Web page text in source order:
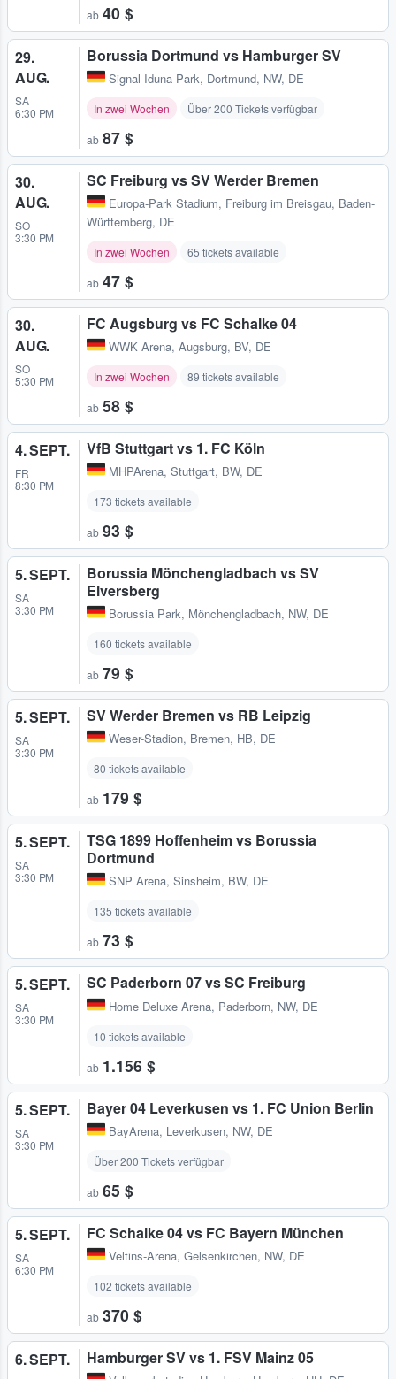
ab 40 $
29.
AUG.
SA
6:30 PM
Borussia Dortmund vs Hamburger SV
Signal Iduna Park, Dortmund, NW, DE
In zwei Wochen Über 200 Tickets verfügbar
ab 87 $
30.
AUG.
SO
3:30 PM
SC Freiburg vs SV Werder Bremen
Europa-Park Stadium, Freiburg im Breisgau, Baden-
Württemberg, DE
In zwei Wochen 65 tickets available
ab 47 $
30.
AUG.
SO
5:30 PM
FC Augsburg vs FC Schalke 04
WWK Arena, Augsburg, BV, DE
In zwei Wochen 89 tickets available
ab 58 $
4. SEPT.
FR
8:30 PM
VfB Stuttgart vs 1. FC Köln
MHPArena, Stuttgart, BW, DE
173 tickets available
ab 93 $
5. SEPT.
SA
3:30 PM
Borussia Mönchengladbach vs SV
Elversberg
Borussia Park, Mönchengladbach, NW, DE
160 tickets available
ab 79 $
5. SEPT.
SA
3:30 PM
SV Werder Bremen vs RB Leipzig
Weser-Stadion, Bremen, HB, DE
80 tickets available
ab 179 $
5. SEPT.
SA
3:30 PM
TSG 1899 Hoffenheim vs Borussia
Dortmund
SNP Arena, Sinsheim, BW, DE
135 tickets available
ab 73 $
5. SEPT.
SA
3:30 PM
SC Paderborn 07 vs SC Freiburg
Home Deluxe Arena, Paderborn, NW, DE
10 tickets available
ab 1.156 $
5. SEPT.
SA
3:30 PM
Bayer 04 Leverkusen vs 1. FC Union Berlin
BayArena, Leverkusen, NW, DE
Über 200 Tickets verfügbar
ab 65 $
5. SEPT.
SA
6:30 PM
FC Schalke 04 vs FC Bayern München
Veltins-Arena, Gelsenkirchen, NW, DE
102 tickets available
ab 370 $
6. SEPT. Hamburger SV vs 1. FSV Mainz 05